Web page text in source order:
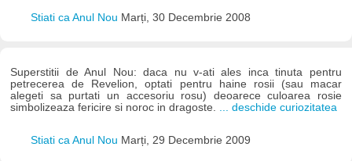
Stiati ca Anul Nou Marți, 30 Decembrie 2008
Superstitii de Anul Nou: daca nu v-ati ales inca tinuta pentru
petrecerea de Revelion, optati pentru haine rosii (sau macar
alegeti sa purtati un accesoriu rosu) deoarece culoarea rosie
simbolizeaza fericire si noroc in dragoste.
... deschide curiozitatea
Stiati ca Anul Nou Marți, 29 Decembrie 2009